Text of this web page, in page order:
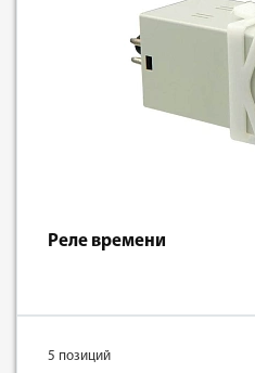
Реле времени
5 позиций